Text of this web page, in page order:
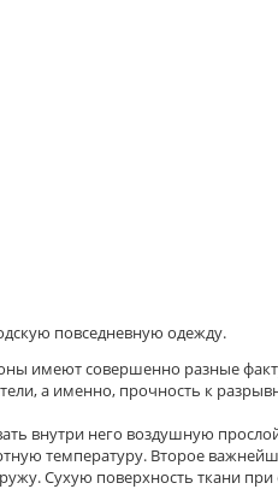
повседневную одежду.
имеют совершенно разные
а именно, прочность к
внутри него воздушную
температуру. Второе
Сухую поверхность ткани